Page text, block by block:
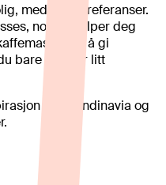
med dine preferanser.
noe vi hjelper deg
for å gi
bare trenger litt
fra skandinavia og